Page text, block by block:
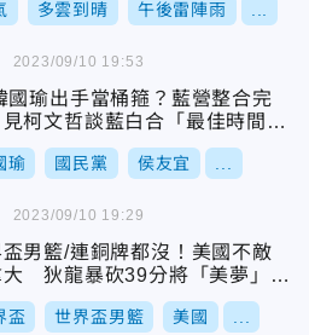
多雲到晴 午後雷陣雨
國瑜出手當桶箍？藍營整合完
柯文哲談藍白合「最佳時間
爐
瑜 國民黨 侯友宜
2023/09/10 19:53
男籃/連銅牌都沒！美國不敵
大 狄龍暴砍39分將「美夢」打
惡夢」
盃 世界盃男籃 美國
2023/09/10 19:29